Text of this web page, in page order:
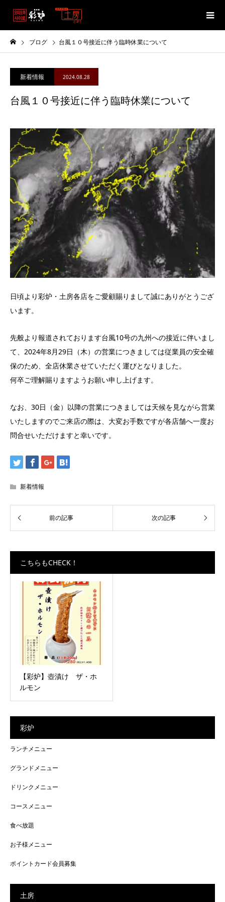
ブログ 台風１０号接近に伴う臨時休業について
新着情報 2024.08.28
台風１０号接近に伴う臨時休業について
日頃より彩炉・土房各店をご愛顧賜りまして誠にありがとうござ
います。
先般より報道されております台風10号の九州への接近に伴いまし
て、2024年8月29日（木）の営業につきましては従業員の安全確
保のため、全店休業させていただく運びとなりました。
何卒ご理解賜りますようお願い申し上げます。
なお、30日（金）以降の営業につきましては天候を見ながら営業
いたしますのでご来店の際は、大変お手数ですが各店舗へ一度お
問合せいただけますと幸いです。
新着情報
こちらもCHECK！
【彩炉】壺漬け ザ・ホ
ルモン
彩炉
ランチメニュー
グランドメニュー
ドリンクメニュー
コースメニュー
食べ放題
お子様メニュー
ポイントカード会員募集
土房